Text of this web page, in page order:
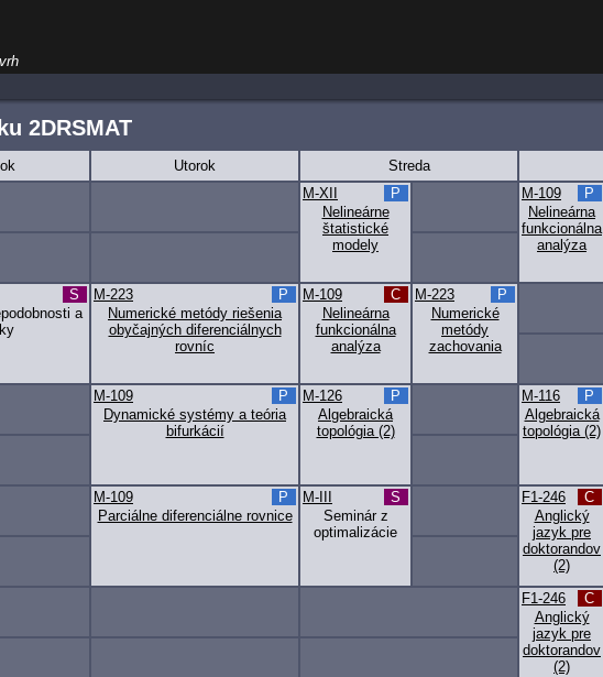
2DRSMAT
Utorok Streda
Nelineárne
štatistické
modely
M-XII
P
Nelineárna
funkcionálna
analýza
M-109 P
a
S
Numerické metódy riešenia
obyčajných diferenciálnych
rovníc
M-223
P
Nelineárna
funkcionálna
analýza
M-109
C
Numerické
metódy
zachovania
M-223 P
Dynamické systémy a teória
bifurkácií
M-109
P
Algebraická
topológia (2)
M-126
P
Algebraická
topológia (2)
M-116
P
Parciálne diferenciálne rovnice
M-109
P
Seminár z
optimalizácie
M-III
S
Anglický
jazyk pre
doktorandov
(2)
F1-246
C
Anglický
jazyk pre
doktorandov
(2)
F1-246
C